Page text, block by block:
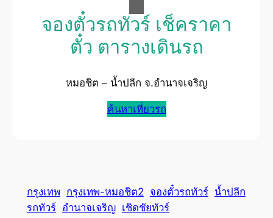
จองตั๋วรถทัวร์ เช็คราคา
ตั๋ว ตารางเดินรถ
หมอชิต – น้ำปลีก จ.อำนาจเจริญ
ค้นหาเที่ยวรถ
กรุงเทพ กรุงเทพ-หมอชิต2 จองตั๋วรถทัวร์ น้ำปลีก
รถทัวร์ อำนาจเจริญ เชิดชัยทัวร์